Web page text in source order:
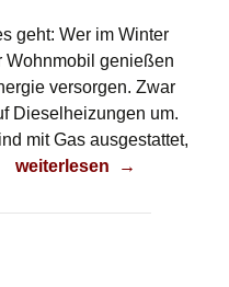
geht: Wer im Winter
Wohnmobil genießen
versorgen. Zwar
Dieselheizungen um.
mit Gas ausgestattet,
Damit es nicht kalt wird
weiterlesen →